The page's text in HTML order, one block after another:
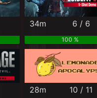
34m 6 / 6
100 %
28m 10 / 11